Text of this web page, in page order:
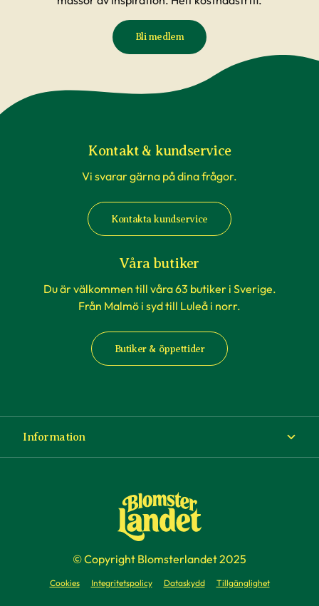
Bli medlem
Kontakt & kundservice
Vi svarar gärna på dina frågor.
Kontakta kundservice
Våra butiker
Du är välkommen till våra 63 butiker i Sverige.
Från Malmö i syd till Luleå i norr.
Butiker & öppettider
Information
Köp- och leveransvillkor
Företag
© Copyright Blomsterlandet 2025
Cookies Integritetspolicy Dataskydd Tillgänglighet